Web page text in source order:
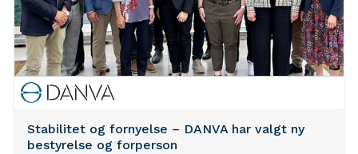
Stabilitet og fornyelse – DANVA har valgt ny
bestyrelse og forperson